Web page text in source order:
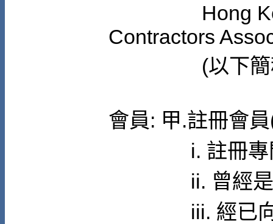
Hong Kong
Contractors
(以下簡稱"
會員: 甲.註冊會
i. 註冊專門
ii. 曾經是註
iii. 經已向香